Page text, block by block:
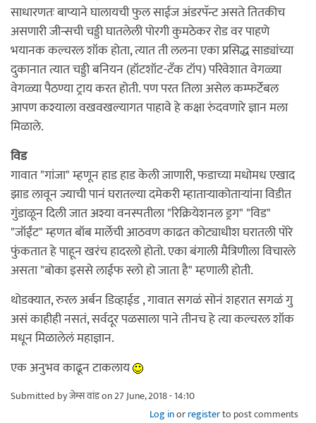
साधारणतः बाप्याने घालायची फुल साईज अंडरपॅन्ट असते तितकीच
असणारी जीन्सची चड्डी घातलेली पोरगी कुमठेकर रोड वर पाहणे
भयानक कल्चरल शॉक होता, त्यात ती ललना एका प्रसिद्ध साड्यांच्या
दुकानात त्यात चड्डी बनियन (हॉटशॉट-टॅंक टॉप) परिवेशात वेगळ्या
वेगळ्या पैठण्या ट्राय करत होती. पण परत तिला असेल कम्फर्टेबल
आपण कश्याला वखवखल्यागत पाहावे हे कक्षा रुंदवणारे ज्ञान मला
मिळाले.
विड
गावात "गांजा" म्हणून हाड हाड केली जाणारी, फडाच्या मधोमध एखाद
झाड लावून ज्याची पानं घरातल्या दमेकरी म्हाताऱ्याकोताऱ्यांना विडीत
गुंडाळून दिली जात अश्या वनस्पतीला "रिक्रियेशनल ड्रग" "विड"
"जॉईंट" म्हणत बॉब मार्लेची आठवण काढत कोट्याधीश घरातली पोरे
फुंकतात हे पाहून खरंच हादरलो होतो. एका बंगाली मैत्रिणीला विचारले
असता "बोका इससे लाईफ स्लो हो जाता है" म्हणाली होती.
थोडक्यात, रुरल अर्बन डिव्हाईड , गावात सगळं सोनं शहरात सगळं गु
असं काहीही नसतं, सर्वदूर पळसाला पाने तीनच हे त्या कल्चरल शॉक
मधून मिळालेलं महाज्ञान.
एक अनुभव काढून टाकलाय
Submitted byजेम्स वांडon 27 June, 2018 - 14:10
Log inorregisterto post comments